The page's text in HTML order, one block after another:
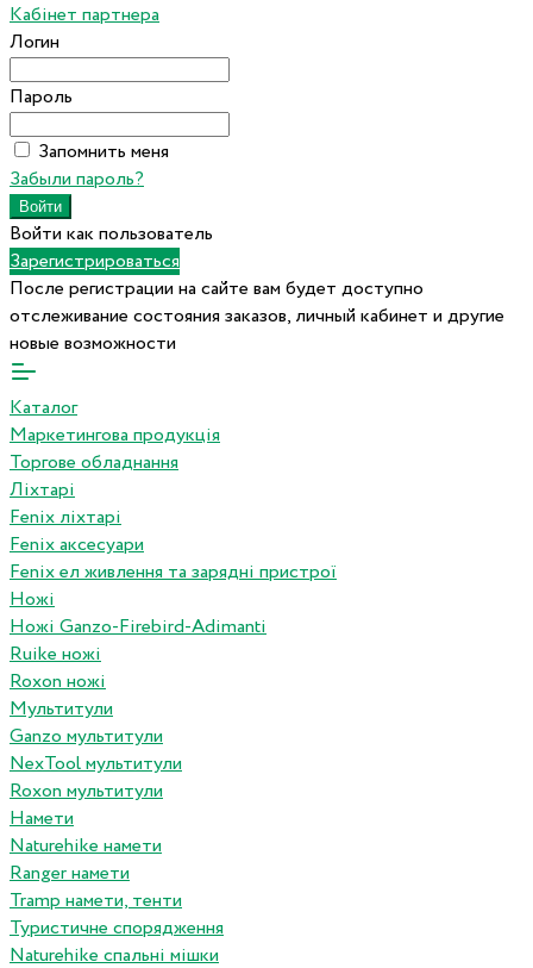
Кабінет партнера
Логин
Пароль
Запомнить меня
Забыли пароль?
Войти как пользователь
Зарегистрироваться
После регистрации на сайте вам будет доступно
отслеживание состояния заказов, личный кабинет и другие
новые возможности
Каталог
Маркетингова продукція
Торгове обладнання
Ліхтарі
Fenix ліхтарі
Fenix аксесуари
Fenix ел живлення та зарядні пристрої
Ножі
Ножі Ganzo-Firebird-Adimanti
Ruike ножі
Roxon ножi
Мультитули
Ganzo мультитули
NexTool мультитули
Roxon мультитули
Намети
Naturehike намети
Ranger намети
Tramp намети, тенти
Туристичне спорядження
Naturehike спальні мішки